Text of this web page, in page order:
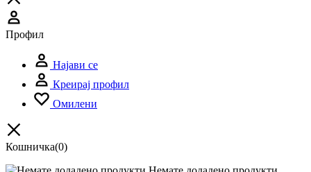
Профил
Најави се
Креирај профил
Омилени
Кошничка(0)